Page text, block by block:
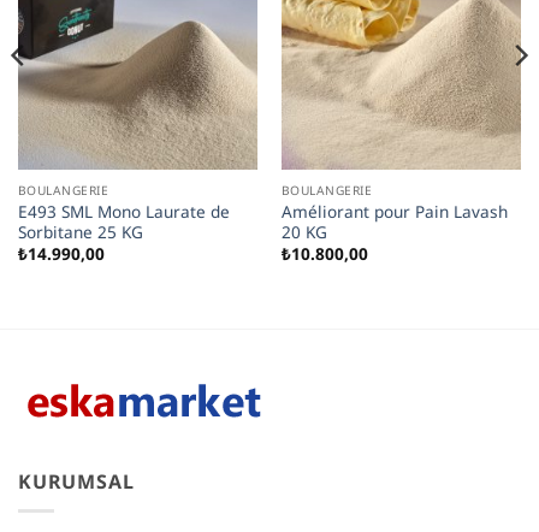
BOULANGERIE
E493 SML Mono Laurate de
Sorbitane 25 KG
₺14.990,00
BOULANGERIE
Améliorant pour Pain Lavash
20 KG
₺10.800,00
KURUMSAL